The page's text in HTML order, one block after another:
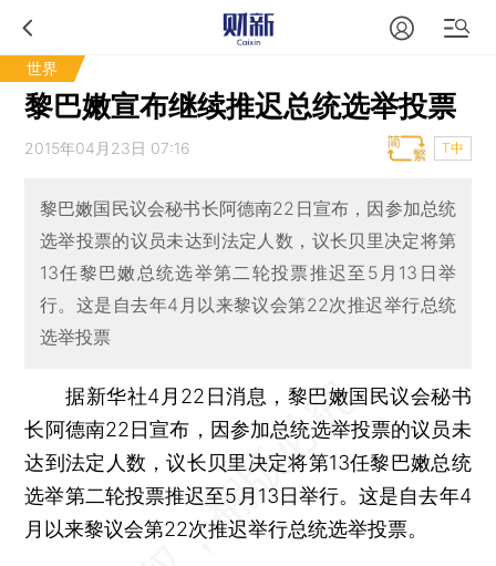
世界
黎巴嫩宣布继续推迟总统选举投票
2015年04月23日 07:16 T中
黎巴嫩国民议会秘书长阿德南22日宣布，因参加总统
选举投票的议员未达到法定人数，议长贝里决定将第
13任黎巴嫩总统选举第二轮投票推迟至5月13日举
行。这是自去年4月以来黎议会第22次推迟举行总统
选举投票
据新华社4月22日消息，黎巴嫩国民议会秘书
长阿德南22日宣布，因参加总统选举投票的议员未
达到法定人数，议长贝里决定将第13任黎巴嫩总统
选举第二轮投票推迟至5月13日举行。这是自去年4
月以来黎议会第22次推迟举行总统选举投票。